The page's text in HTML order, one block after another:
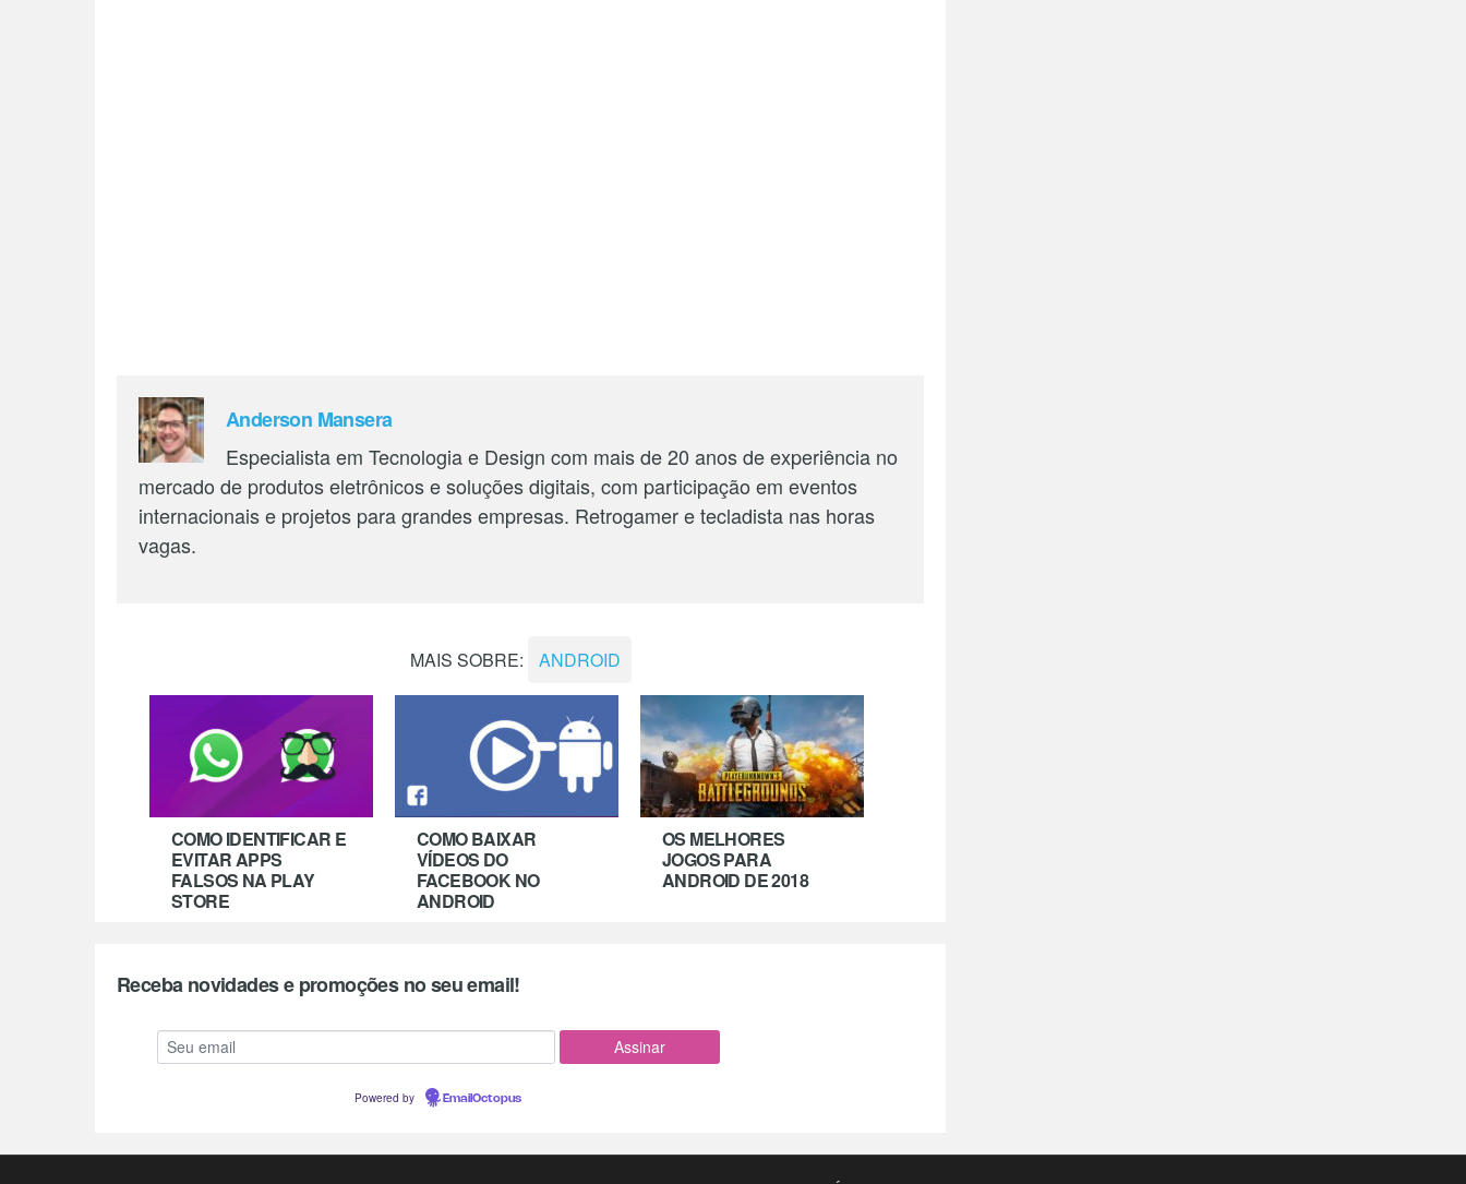
Anderson Mansera
Especialista em Tecnologia e Design com mais de 20 anos de experiência no
mercado de produtos eletrônicos e soluções digitais, com participação em eventos
internacionais e projetos para grandes empresas. Retrogamer e tecladista nas horas
vagas.
MAIS SOBRE: ANDROID
COMO IDENTIFICAR E
EVITAR APPS
FALSOS NA PLAY
STORE
COMO BAIXAR
VÍDEOS DO
FACEBOOK NO
ANDROID
OS MELHORES
JOGOS PARA
ANDROID DE 2018
Receba novidades e promoções no seu email!
Powered by EmailOctopus